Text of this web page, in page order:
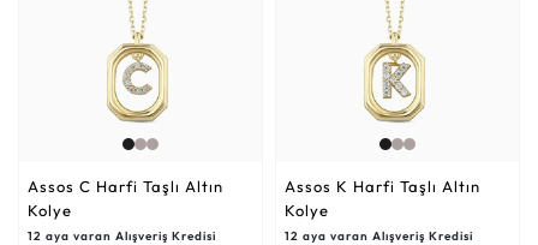
Assos C Harfi Taşlı Altın
Kolye
12 aya varan Alışveriş Kredisi
Assos K Harfi Taşlı Altın
Kolye
12 aya varan Alışveriş Kredisi